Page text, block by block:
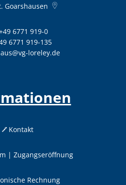
Goarshausen
6771 919-0
6771 919-135
loreley.de
Kontakt
| Zugangseröffnung
Rechnung